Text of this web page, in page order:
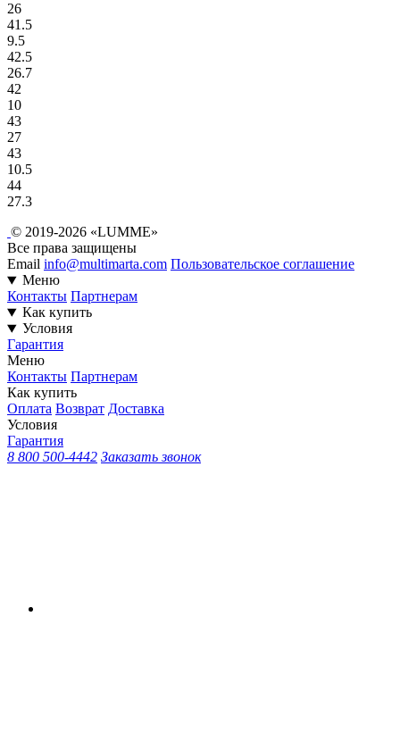
26
41.5
9.5
42.5
26.7
42
10
43
27
43
10.5
44
27.3
© 2019-2026 «LUMME»
Все права защищены
Email info@multimarta.com Пользовательское соглашение
Меню
Контакты Партнерам
Как купить
Условия
Гарантия
Меню
Контакты Партнерам
Как купить
Оплата Возврат Доставка
Условия
Гарантия
8 800 500-4442 Заказать звонок